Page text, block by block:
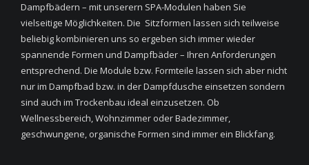
Dampfbädern – mit unserern SPA-Modulen haben Sie
vielseitige Möglichkeiten. Die Sitzformen lassen sich teilweise
beliebig kombinieren uns so ergeben sich immer wieder
spannende Formen und Dampfbäder – Ihren Anforderungen
entsprechend. Die Module bzw. Formteile lassen sich aber nicht
nur im Dampfbad bzw. in der Dampfdusche einsetzen sondern
sind auch im Trockenbau ideal einzusetzen. Ob
Wellnessbereich, Wohnzimmer oder Badezimmer,
geschwungene, organische Formen sind immer ein Blickfang.